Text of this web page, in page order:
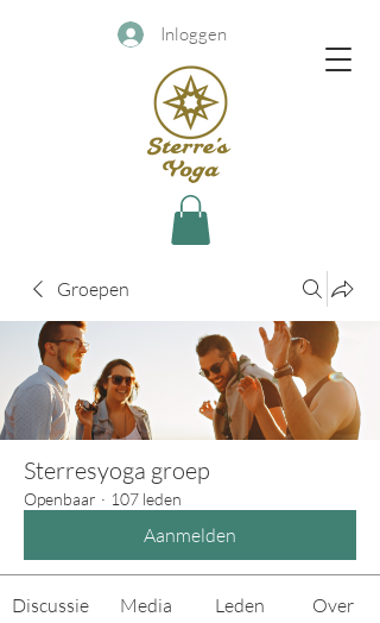
Inloggen
Groepen
Sterresyoga groep
Openbaar · 107 leden
Aanmelden
Discussie Media Leden Over